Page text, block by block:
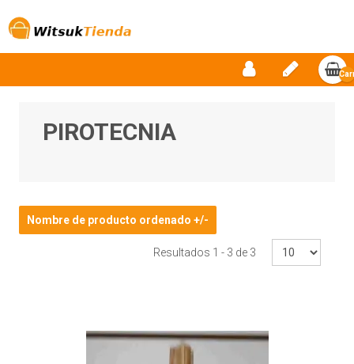
PIROTECNIA
Nombre de producto ordenado +/-
Resultados 1 - 3 de 3